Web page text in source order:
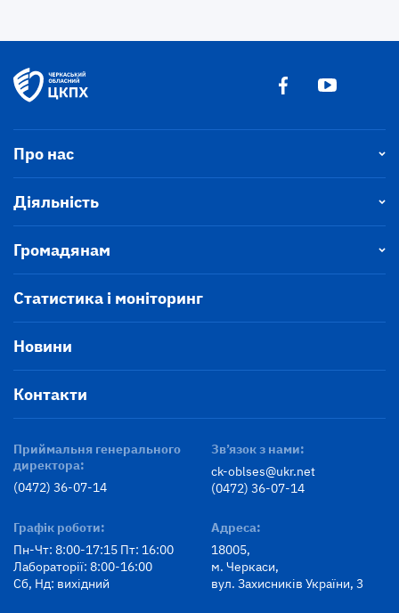
Про нас
Діяльність
Громадянам
Статистика і моніторинг
Новини
Контакти
Приймальня генерального
директора:
(0472) 36-07-14
Зв’язок з нами:
ck-oblses@ukr.net
(0472) 36-07-14
Графік роботи:
Пн-Чт: 8:00-17:15 Пт: 16:00
Лабораторії: 8:00-16:00
Сб, Нд: вихідний
Адреса:
18005,
м. Черкаси,
вул. Захисників України, 3